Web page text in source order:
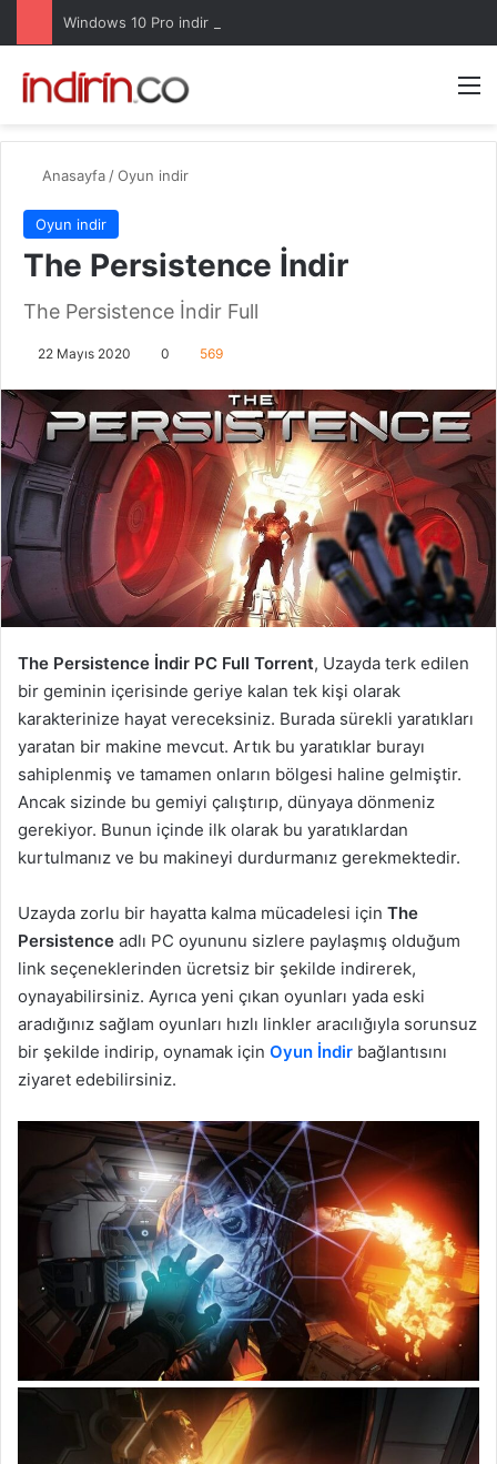
Windows 10 Pro indir – Türkçe – Güncel 2025
Anasayfa /Oyun indir
Oyun indir
The Persistence İndir
The Persistence İndir Full
22 Mayıs 2020 0 569
The Persistence İndir PC Full Torrent, Uzayda terk edilen
bir geminin içerisinde geriye kalan tek kişi olarak
karakterinize hayat vereceksiniz. Burada sürekli yaratıkları
yaratan bir makine mevcut. Artık bu yaratıklar burayı
sahiplenmiş ve tamamen onların bölgesi haline gelmiştir.
Ancak sizinde bu gemiyi çalıştırıp, dünyaya dönmeniz
gerekiyor. Bunun içinde ilk olarak bu yaratıklardan
kurtulmanız ve bu makineyi durdurmanız gerekmektedir.
Uzayda zorlu bir hayatta kalma mücadelesi için The
Persistence adlı PC oyununu sizlere paylaşmış olduğum
link seçeneklerinden ücretsiz bir şekilde indirerek,
oynayabilirsiniz. Ayrıca yeni çıkan oyunları yada eski
aradığınız sağlam oyunları hızlı linkler aracılığıyla sorunsuz
bir şekilde indirip, oynamak için Oyun İndir bağlantısını
ziyaret edebilirsiniz.